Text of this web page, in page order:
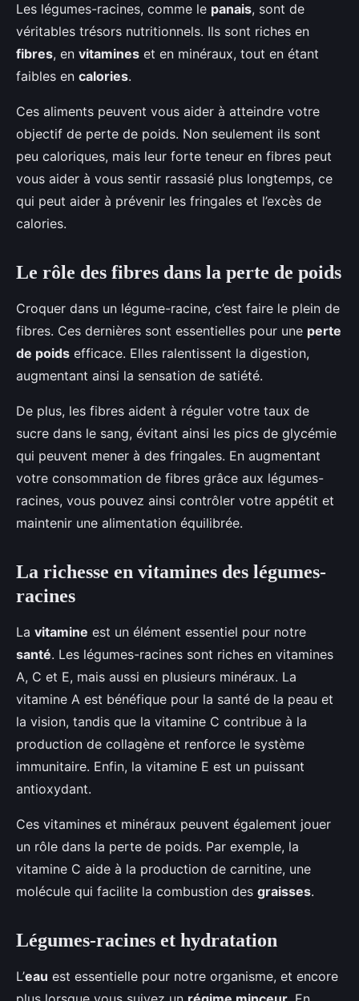
Les légumes-racines, comme le panais, sont de
véritables trésors nutritionnels. Ils sont riches en
fibres, en vitamines et en minéraux, tout en étant
faibles en calories.
Ces aliments peuvent vous aider à atteindre votre
objectif de perte de poids. Non seulement ils sont
peu caloriques, mais leur forte teneur en fibres peut
vous aider à vous sentir rassasié plus longtemps, ce
qui peut aider à prévenir les fringales et l’excès de
calories.
Le rôle des fibres dans la perte de poids
Croquer dans un légume-racine, c’est faire le plein de
fibres. Ces dernières sont essentielles pour une perte
de poids efficace. Elles ralentissent la digestion,
augmentant ainsi la sensation de satiété.
De plus, les fibres aident à réguler votre taux de
sucre dans le sang, évitant ainsi les pics de glycémie
qui peuvent mener à des fringales. En augmentant
votre consommation de fibres grâce aux légumes-
racines, vous pouvez ainsi contrôler votre appétit et
maintenir une alimentation équilibrée.
La richesse en vitamines des légumes-
racines
La vitamine est un élément essentiel pour notre
santé. Les légumes-racines sont riches en vitamines
A, C et E, mais aussi en plusieurs minéraux. La
vitamine A est bénéfique pour la santé de la peau et
la vision, tandis que la vitamine C contribue à la
production de collagène et renforce le système
immunitaire. Enfin, la vitamine E est un puissant
antioxydant.
Ces vitamines et minéraux peuvent également jouer
un rôle dans la perte de poids. Par exemple, la
vitamine C aide à la production de carnitine, une
molécule qui facilite la combustion des graisses.
Légumes-racines et hydratation
L’eau est essentielle pour notre organisme, et encore